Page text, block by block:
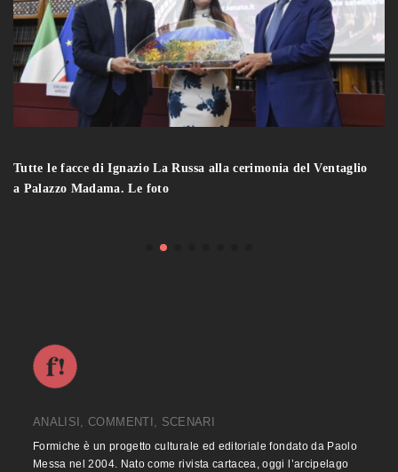
Tutte le facce di Ignazio La Russa alla cerimonia del Ventaglio
a Palazzo Madama. Le foto
ANALISI, COMMENTI, SCENARI
Formiche è un progetto culturale ed editoriale fondato da Paolo
Messa nel 2004. Nato come rivista cartacea, oggi l’arcipelago